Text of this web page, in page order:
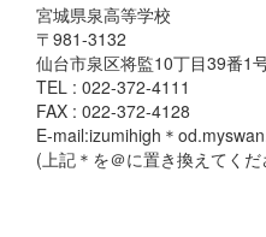
宮城県泉高等学校
〒981-3132
仙台市泉区将監10丁目39番1
TEL : 022-372-4111
FAX : 022-372-4128
E-mail:izumihigh＊
(上記＊を＠に置き換えてくだ